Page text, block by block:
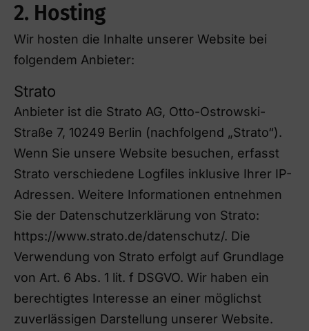
2. Hosting
Wir hosten die Inhalte unserer Website bei
folgendem Anbieter:
Strato
Anbieter ist die Strato AG, Otto-Ostrowski-
Straße 7, 10249 Berlin (nachfolgend „Strato“).
Wenn Sie unsere Website besuchen, erfasst
Strato verschiedene Logfiles inklusive Ihrer IP-
Adressen. Weitere Informationen entnehmen
Sie der Datenschutzerklärung von Strato:
https://www.strato.de/datenschutz/. Die
Verwendung von Strato erfolgt auf Grundlage
von Art. 6 Abs. 1 lit. f DSGVO. Wir haben ein
berechtigtes Interesse an einer möglichst
zuverlässigen Darstellung unserer Website.